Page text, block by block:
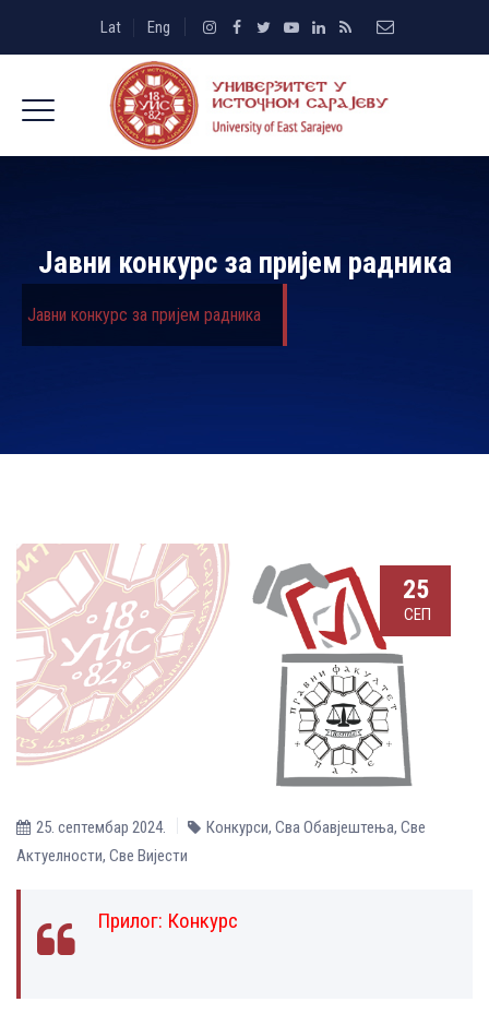
Lat Eng
Јавни конкурс за пријем радника
Јавни конкурс за пријем радника
25
СЕП
25. септембар 2024. Конкурси, Сва Обавјештења, Све
Aктуелности, Све Вијести
Прилог: Конкурс